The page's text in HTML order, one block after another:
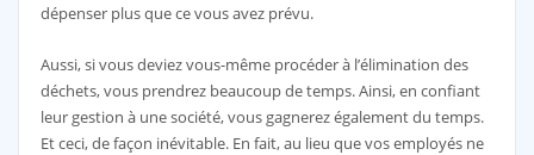
dépenser plus que ce vous avez prévu.
Aussi, si vous deviez vous-même procéder à l’élimination des
déchets, vous prendrez beaucoup de temps. Ainsi, en confiant
leur gestion à une société, vous gagnerez également du temps.
Et ceci, de façon inévitable. En fait, au lieu que vos employés ne